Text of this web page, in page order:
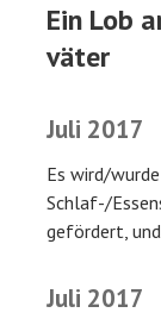
Ein Lob
väter
Juli 2017
Es wird/
Schlaf-/
gefördert,
Juli 2017